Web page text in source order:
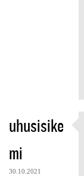
uhusisike
mi
30.10.2021